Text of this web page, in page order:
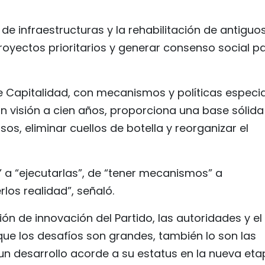
infraestructuras y la rehabilitación de
prioritarios y generar consenso social
Capitalidad, con mecanismos y políticas
visión a cien años, proporciona una base sólida
eliminar cuellos de botella y reorganizar el
“ejecutarlas”, de “tener mecanismos” a
realidad”, señaló.
de innovación del Partido, las autoridades y el
los desafíos son grandes, también lo son las
desarrollo acorde a su estatus en la nueva